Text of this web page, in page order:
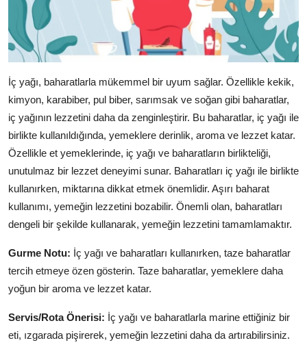
İç yağı, baharatlarla mükemmel bir uyum sağlar. Özellikle kekik,
kimyon, karabiber, pul biber, sarımsak ve soğan gibi baharatlar,
iç yağının lezzetini daha da zenginleştirir. Bu baharatlar, iç yağı ile
birlikte kullanıldığında, yemeklere derinlik, aroma ve lezzet katar.
Özellikle et yemeklerinde, iç yağı ve baharatların birlikteliği,
unutulmaz bir lezzet deneyimi sunar. Baharatları iç yağı ile birlikte
kullanırken, miktarına dikkat etmek önemlidir. Aşırı baharat
kullanımı, yemeğin lezzetini bozabilir. Önemli olan, baharatları
dengeli bir şekilde kullanarak, yemeğin lezzetini tamamlamaktır.
Gurme Notu: İç yağı ve baharatları kullanırken, taze baharatlar
tercih etmeye özen gösterin. Taze baharatlar, yemeklere daha
yoğun bir aroma ve lezzet katar.
Servis/Rota Önerisi: İç yağı ve baharatlarla marine ettiğiniz bir
eti, ızgarada pişirerek, yemeğin lezzetini daha da artırabilirsiniz.